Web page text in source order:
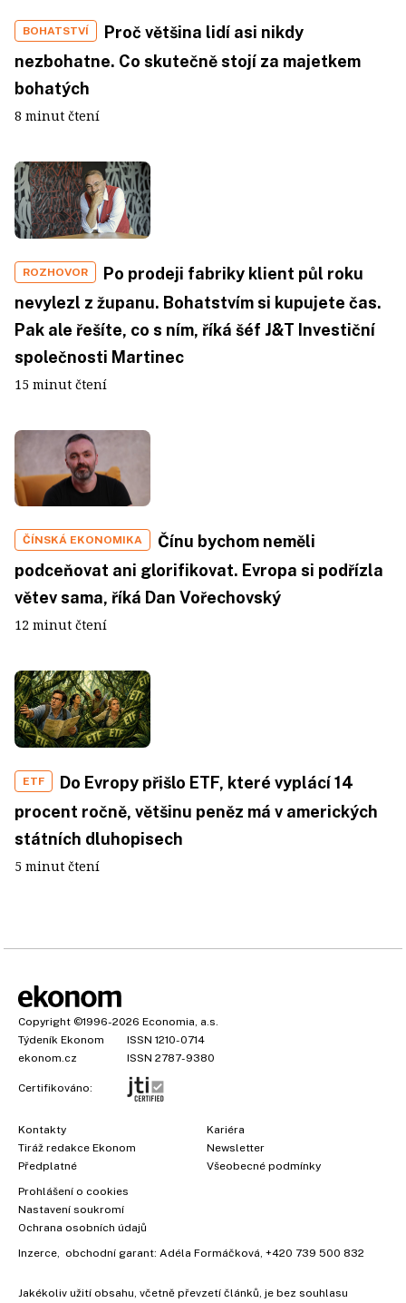
BOHATSTVÍ
Proč většina lidí asi nikdy
nezbohatne. Co skutečně stojí za majetkem
bohatých
8 minut čtení
ROZHOVOR
Po prodeji fabriky klient půl roku
nevylezl z županu. Bohatstvím si kupujete čas.
Pak ale řešíte, co s ním, říká šéf J&T Investiční
společnosti Martinec
15 minut čtení
ČÍNSKÁ EKONOMIKA
Čínu bychom neměli
podceňovat ani glorifikovat. Evropa si podřízla
větev sama, říká Dan Vořechovský
12 minut čtení
ETF
Do Evropy přišlo ETF, které vyplácí 14
procent ročně, většinu peněz má v amerických
státních dluhopisech
5 minut čtení
Copyright ©1996-2026 Economia, a.s.
Týdeník Ekonom
ISSN 1210-0714
ekonom.cz
ISSN 2787-9380
Certifikováno:
Kontakty
Tiráž redakce Ekonom
Předplatné
Kariéra
Newsletter
Všeobecné podmínky
Prohlášení o cookies
Nastavení soukromí
Ochrana osobních údajů
Inzerce , obchodní garant: Adéla Formáčková +420 739 500 832
Jakékoliv užití obsahu, včetně převzetí článků, je bez souhlasu